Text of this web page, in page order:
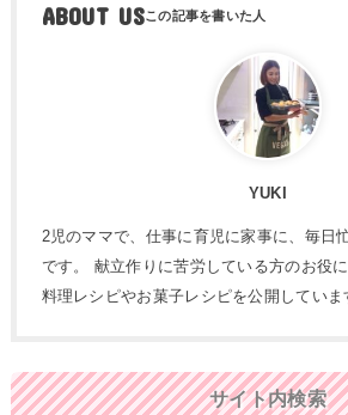
ABOUT US
YUKI
2児のママで、仕事に育児に家事に、毎日
です。 献立作りに苦労している方のお役
料理レシピやお菓子レシピを公開していま
サイト内検索